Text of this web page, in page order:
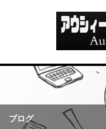
ブログ